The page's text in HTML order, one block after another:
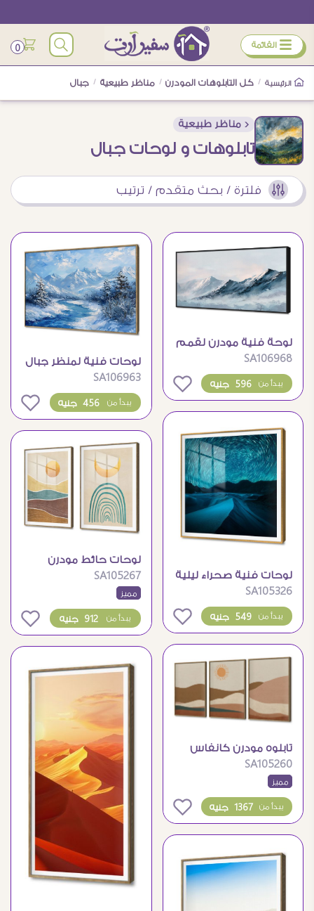
ÿ القائمة 0
الرئيسية / كل التابلوهات المودرن / مناظر طبيعية / جبال
< مناظر طبيعية
تابلوهات و لوحات جبال
فلترة / بحث متقدم / ترتيب
لوحة فنية مودرن لقمم
الجبال الثلجية
SA106968
596 جنيه يبدأ من
لوحات فنية لمنظر جبال
شتوية ساحرة
SA106963
456 جنيه يبدأ من 0
لوحات فنية صحراء ليلية
مع حركة النجوم
SA105326
549 جنيه يبدأ من
لوحات حائط مودرن
بتصميم بوهيمي
للشمس والقمر
SA105267
مميز
912 جنيه يبدأ من
تابلوه مودرن كانفاس
يصور تلال الشمس
بتصميم بوهو
SA105260
مميز
1367 جنيه يبدأ من 0